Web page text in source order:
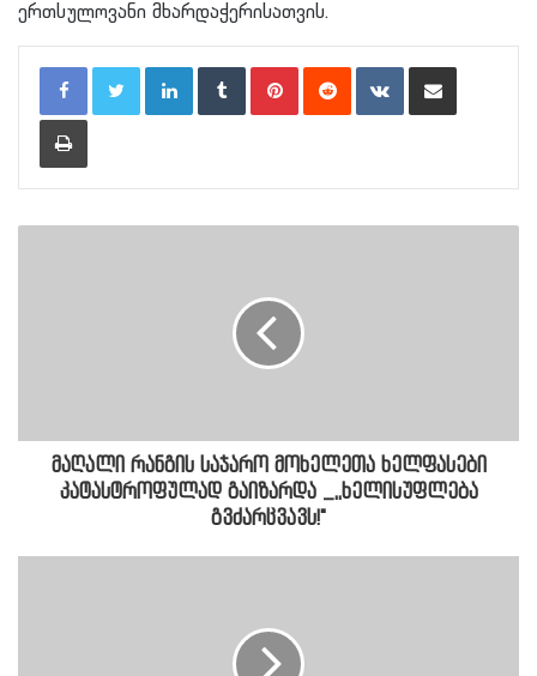
ერთსულოვანი მხარდაჭერისათვის.
LinkedInTumblr PinterestReddit VKontakteShare via Email
Print
მაღალი რანგის საჯარო მოხელეთა ხელფასები
კატასტროფულად გაიზარდა _,,ხელისუფლება
გვძარცვავს!"